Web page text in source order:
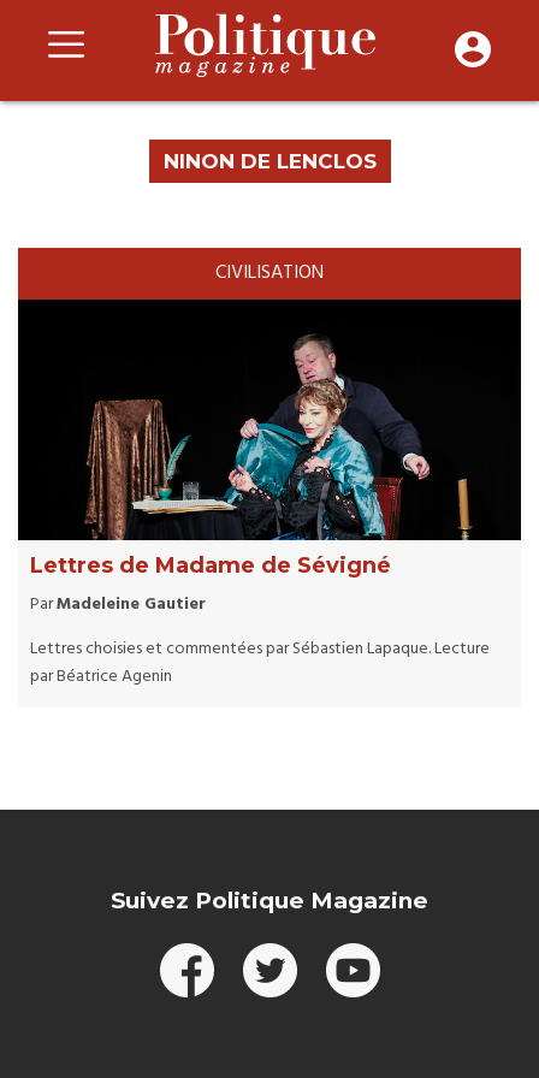
NINON DE LENCLOS
CIVILISATION
Lettres de Madame de Sévigné
ParMadeleine Gautier
Lettres choisies et commentées par Sébastien Lapaque. Lecture
par Béatrice Agenin
Suivez Politique Magazine